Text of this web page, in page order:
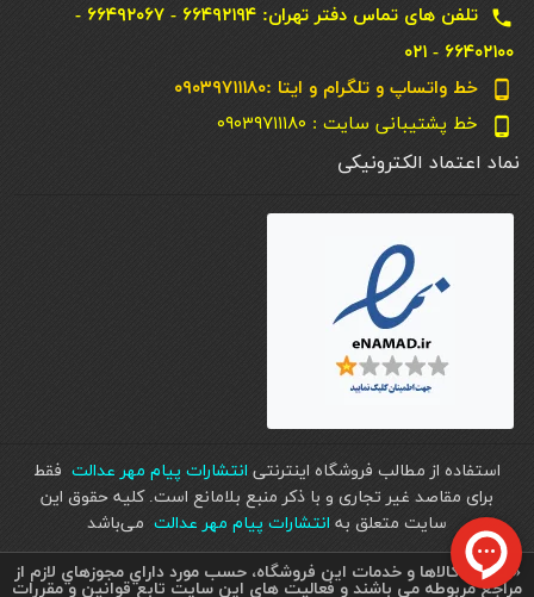
local_phone
تلفن های تماس دفتر تهران: ۶۶۴۹۲۱۹۴ - ۶۶۴۹۲۰۶۷ -
۶۶۴۰۲۱۰۰ - ۰۲۱
phone_android خط واتساپ و تلگرام و ایتا :۰۹۰۳۹۷۱۱۱۸۰
phone_android خط پشتیبانی سایت : ۰۹۰۳۹۷۱۱۱۸۰
نماد اعتماد الکترونیکی
استفاده از مطالب فروشگاه اینترنتی انتشارات پیام مهر عدالت فقط
برای مقاصد غیر تجاری و با ذکر منبع بلامانع است. کليه حقوق اين
سايت متعلق به انتشارات پیام مهر عدالت می‌باشد
« تمامي كالاها و خدمات اين فروشگاه، حسب مورد داراي مجوزهاي لازم از
مراجع مربوطه می باشند و فعاليت هاي اين سايت تابع قوانين و مقررات